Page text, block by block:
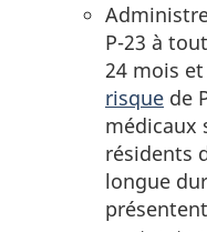
P-23 à
24 mois
risque de
médicaux
résidents
longue